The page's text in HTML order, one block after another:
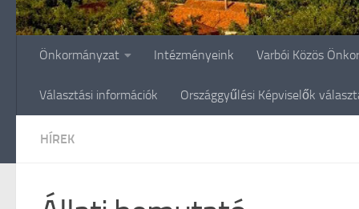
Önkormányzat Intézményeink Varbói Közös
Választási információk Országgyűlési Képviselők
HÍREK